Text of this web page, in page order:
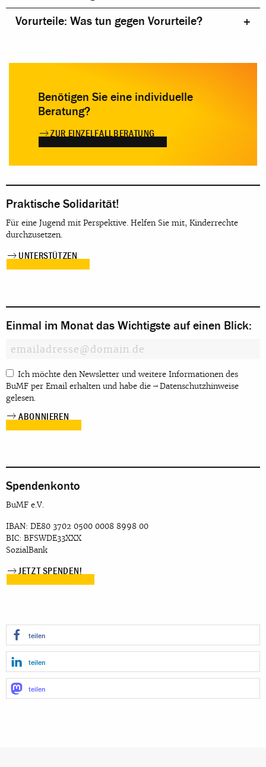
Vorurteile: Was tun gegen Vorurteile?
Benötigen Sie eine individuelle
Beratung?
ZUR EINZELFALLBERATUNG
Praktische Solidarität!
Für eine Jugend mit Perspektive. Helfen Sie mit, Kinderrechte
durchzusetzen.
UNTERSTÜTZEN
Einmal im Monat das Wichtigste auf einen Blick:
Ich möchte den Newsletter und weitere Informationen des
BuMF per Email erhalten und habe die
Datenschutzhinweise
gelesen.
Spendenkonto
BuMF e.V.
IBAN: DE80 3702 0500 0008 8998 00
BIC: BFSWDE33XXX
SozialBank
JETZT SPENDEN!
teilen
teilen
teilen